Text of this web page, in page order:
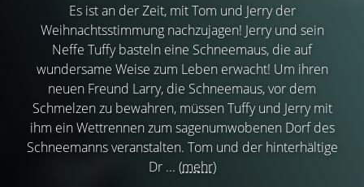
Es ist an der Zeit, mit Tom und Jerry der
Weihnachtsstimmung nachzujagen! Jerry und sein
Neffe Tuffy basteln eine Schneemaus, die auf
wundersame Weise zum Leben erwacht! Um ihren
neuen Freund Larry, die Schneemaus, vor dem
Schmelzen zu bewahren, müssen Tuffy und Jerry mit
ihm ein Wettrennen zum sagenumwobenen Dorf des
Schneemanns veranstalten. Tom und der hinterhältige
Dr ... (mehr)